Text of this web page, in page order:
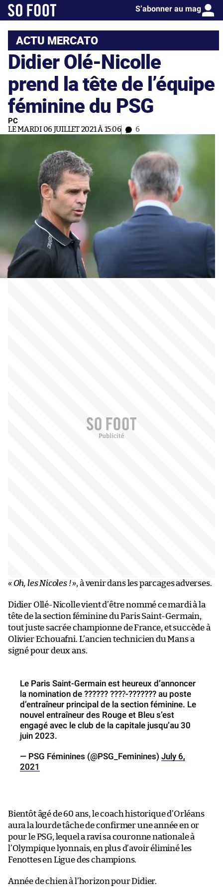
S’abonner au mag
ACTU MERCATO
Didier Olé-Nicolle
prend la tête de l’équipe
féminine du PSG
PC
LE MARDI 06 JUILLET 2021 À 15:06 6
« Oh, les Nicoles ! », à venir dans les parcages adverses.
Didier Ollé-Nicolle vient d’être nommé ce mardi à la
tête de la section féminine du Paris Saint-Germain,
tout juste sacrée championne de France, et succède à
Olivier Echouafni. L’ancien technicien du Mans a
signé pour deux ans.
Le Paris Saint-Germain est heureux d’annoncer
la nomination de ?????? ????́-??????? au poste
d’entraîneur principal de la section féminine. Le
nouvel entraîneur des Rouge et Bleu s’est
engagé avec le club de la capitale jusqu’au 30
juin 2023.
— PSG Féminines (@PSG_Feminines) July 6,
2021
Bientôt âgé de 60 ans, le coach historique d’Orléans
aura la lourde tâche de confirmer une année en or
pour le PSG, lequel a ravi sa couronne nationale à
l’Olympique lyonnais, en plus d’avoir éliminé les
Fenottes en Ligue des champions.
Année de chien à l’horizon pour Didier.